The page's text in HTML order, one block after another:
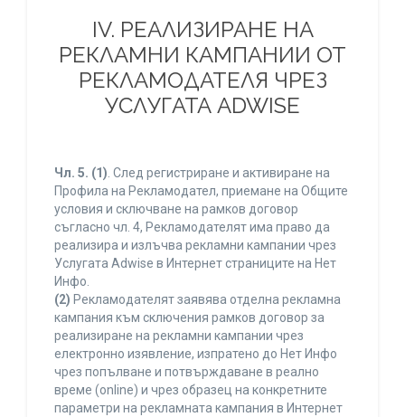
IV. РЕАЛИЗИРАНЕ НА
РЕКЛАМНИ КАМПАНИИ ОТ
РЕКЛАМОДАТЕЛЯ ЧРЕЗ
УСЛУГАТА ADWISE
Чл. 5. (1). След регистриране и активиране на
Профила на Рекламодател, приемане на Общите
условия и сключване на рамков договор
съгласно чл. 4, Рекламодателят има право да
реализира и излъчва рекламни кампании чрез
Услугата Adwise в Интернет страниците на Нет
Инфо.
(2) Рекламодателят заявява отделна рекламна
кампания към сключения рамков договор за
реализиране на рекламни кампании чрез
електронно изявление, изпратено до Нет Инфо
чрез попълване и потвърждаване в реално
време (online) и чрез образец на конкретните
параметри на рекламната кампания в Интернет